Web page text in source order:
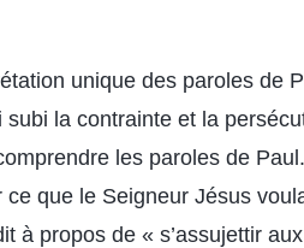
unique des paroles de
subi la contrainte et la
les paroles de
que le Seigneur Jésus
à propos de « s’assujettir